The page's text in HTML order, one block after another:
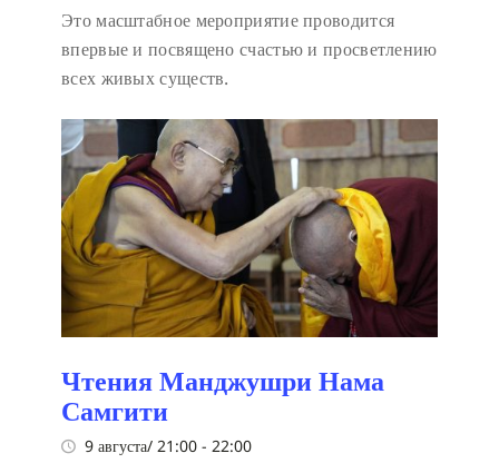
Это масштабное мероприятие проводится
впервые и посвящено счастью и просветлению
всех живых существ.
Чтения Манджушри Нама
Самгити
9 августа/ 21:00 - 22:00